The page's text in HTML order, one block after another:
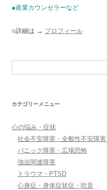
●産業カウンセラーなど
○詳細は → プロフィール
カテゴリーメニュー
心の悩み・症状
社会不安障害・全般性不安障
パニック障害・広場恐怖
強迫関連障害
トラウマ・PTSD
心身症・身体症状症・吃音